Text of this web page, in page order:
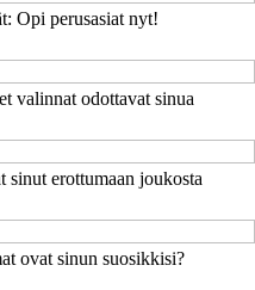
Opi perusasiat nyt!
valinnat odottavat sinua
sinut erottumaan joukosta
ovat sinun suosikkisi?